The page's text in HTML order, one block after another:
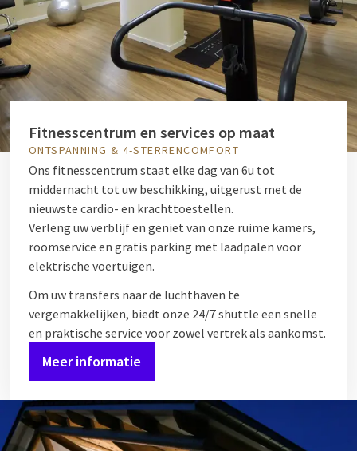
Fitnesscentrum en services op maat
ONTSPANNING & 4-STERRENCOMFORT
Ons fitnesscentrum staat elke dag van 6u tot
middernacht tot uw beschikking, uitgerust met de
nieuwste cardio- en krachttoestellen.
Verleng uw verblijf en geniet van onze ruime kamers,
roomservice en gratis parking met laadpalen voor
elektrische voertuigen.
Om uw transfers naar de luchthaven te
vergemakkelijken, biedt onze 24/7 shuttle een snelle
en praktische service voor zowel vertrek als aankomst.
Meer informatie